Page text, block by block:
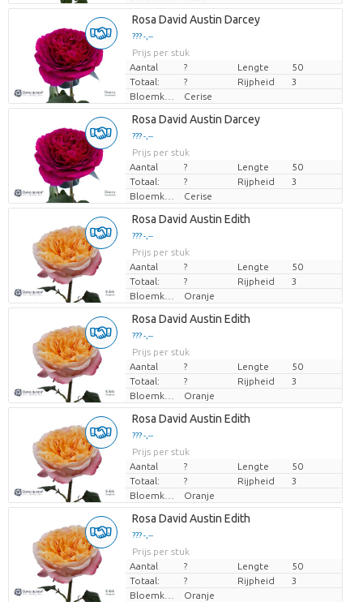
Laden...
??? -,--
Prijs per stuk
Laden...
??? -,--
Prijs per stuk
Laden...
??? -,--
Prijs per stuk
Laden...
??? -,--
Prijs per stuk
Laden...
??? -,--
Prijs per stuk
Laden...
??? -,--
Prijs per stuk
Rosa David Austin Darcey
??? -,--
Prijs per stuk
Aantal
? Lengte
50
Totaal:
? Rijpheid
3
Bloemkleur
Cerise
Rosa David Austin Darcey
??? -,--
Prijs per stuk
Aantal
? Lengte
50
Totaal:
? Rijpheid
3
Bloemkleur
Cerise
Rosa David Austin Edith
??? -,--
Prijs per stuk
Aantal
? Lengte
50
Totaal:
? Rijpheid
3
Bloemkleur
Oranje
Rosa David Austin Edith
??? -,--
Prijs per stuk
Aantal
? Lengte
50
Totaal:
? Rijpheid
3
Bloemkleur
Oranje
Rosa David Austin Edith
??? -,--
Prijs per stuk
Aantal
? Lengte
50
Totaal:
? Rijpheid
3
Bloemkleur
Oranje
Rosa David Austin Edith
??? -,--
Prijs per stuk
Aantal
? Lengte
50
Totaal:
? Rijpheid
3
Bloemkleur
Oranje